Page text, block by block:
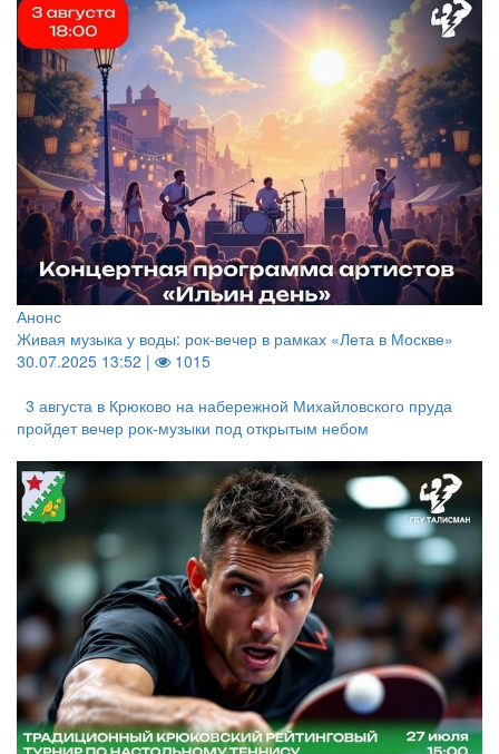
Анонс
Живая музыка у воды: рок-вечер в рамках «Лета в Москве»
30.07.2025 13:52 |
1015
3 августа в Крюково на набережной Михайловского пруда
пройдет вечер рок-музыки под открытым небом